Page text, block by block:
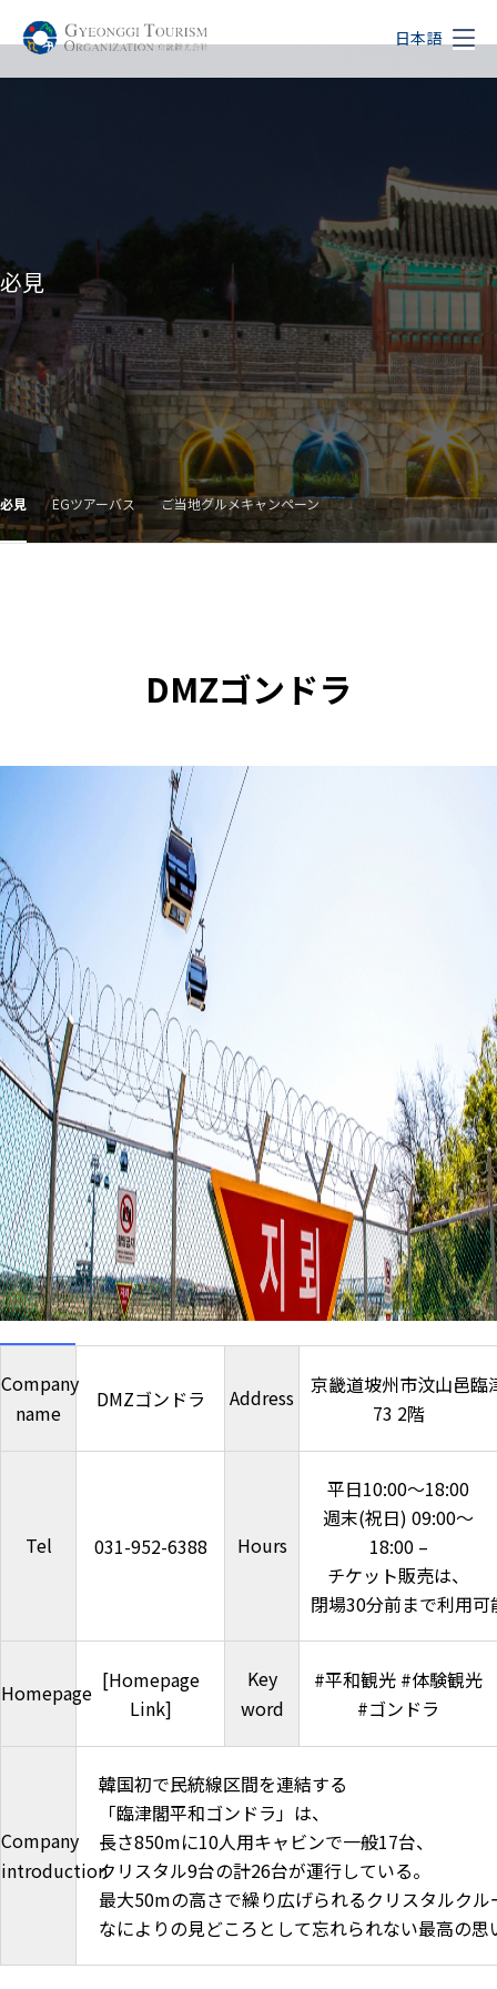
日本語
必見
必見 EGツアーバス ご当地グルメキャンペーン
DMZゴンドラ
Company
name
DMZゴンドラ Address
京畿道坡州市汶山邑臨
73 2階
Tel 031-952-6388 Hours
平日10:00～18:00
週末(祝日) 09:00～
18:00 –
チケット販売は、
閉場30分前まで利用可
Homepage [Homepage
Link]
Key
word
#平和観光 #体験観光
#ゴンドラ
Company
introduction
韓国初で民統線区間を連結する
「臨津閣平和ゴンドラ」は、
長さ850mに10人用キャビンで一般17台、
クリスタル9台の計26台が運行している。
最大50mの高さで繰り広げられるクリスタルク
なによりの見どころとして忘れられない最高の